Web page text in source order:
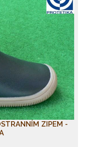
ZIPEM -